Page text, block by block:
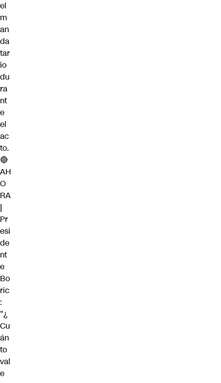
el
m
an
da
tar
io
du
ra
nt
e
el
ac
to.
🔴
AH
O
RA
|
Pr
esi
de
nt
e
Bo
ric
:
"¿
Cu
án
to
val
e